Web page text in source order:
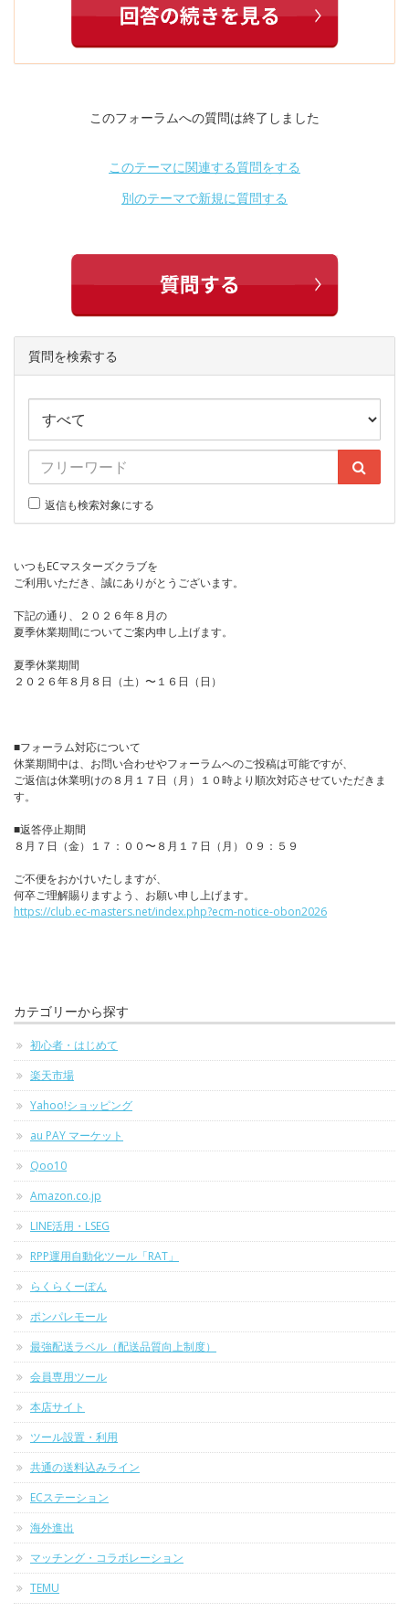
このフォーラムへの質問は終了しました
このテーマに関連する質問をする
別のテーマで新規に質問する
質問を検索する
返信も検索対象にする
いつもECマスターズクラブを
ご利用いただき、誠にありがとうございます。
下記の通り、２０２６年８月の
夏季休業期間についてご案内申し上げます。
夏季休業期間
２０２６年８月８日（土）〜１６日（日）
■フォーラム対応について
休業期間中は、お問い合わせやフォーラムへのご投稿は可能ですが、
ご返信は休業明けの８月１７日（月）１０時より順次対応させていただきま
す。
■返答停止期間
８月７日（金）１７：００〜８月１７日（月）０９：５９
ご不便をおかけいたしますが、
何卒ご理解賜りますよう、お願い申し上げます。
https://club.ec-masters.net/index.php?ecm-notice-obon2026
カテゴリーから探す
初心者・はじめて
楽天市場
Yahoo!ショッピング
au PAY マーケット
Qoo10
Amazon.co.jp
LINE活用・LSEG
RPP運用自動化ツール「RAT」
らくらくーぽん
ポンパレモール
最強配送ラベル（配送品質向上制度）
会員専用ツール
本店サイト
ツール設置・利用
共通の送料込みライン
ECステーション
海外進出
マッチング・コラボレーション
TEMU